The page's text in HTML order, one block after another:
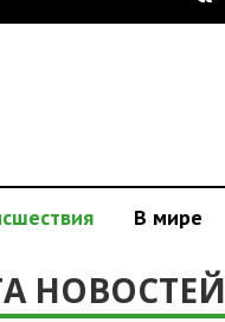
В мире
НОВОСТЕЙ